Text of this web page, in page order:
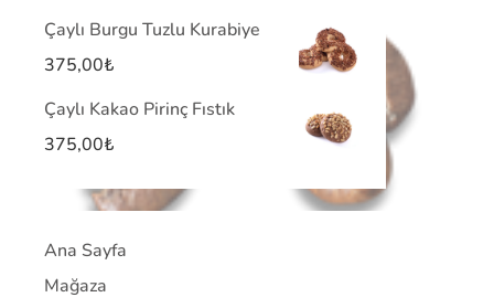
Çaylı Burgu Tuzlu Kurabiye
375,00₺
Çaylı Kakao Pirinç Fıstık
375,00₺
Ana Sayfa
Mağaza